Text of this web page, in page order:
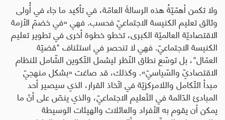
ولا تكمن أهمّيّةُهذهالرسالةَ العامّة، في تأكيد ما جاء في أُولى
وثائق تعليم الكنيسة الاجتماعيّ فحسب. فهي «في خضمّ الأزمة
الاقتصاديّة العالميّة الكبرى، تخطو خطوة أخرى في تطوير تعليم
الكنيسة الاجتماعيّ. فهي لا تنحصر في استئناف "قضيّة
العمّال"، بل توسّع نطاق النّظر ليشمل التّكوين الشّامل للنظام
الاقتصاديّ والسّياسيّ». وكذلك، قد صاغت «بشكل منهجيّ
مبدأ التّكامل واللامركزيّة في اتّخاذ القرار، الذي سيصير أحد
المبادئ الدّائمة في التّعليم الاجتماعيّ، والذي ينصّ على أنّ ما
يمكن أن يقوم به الأفراد والعائلات والهيئات الوسيطة